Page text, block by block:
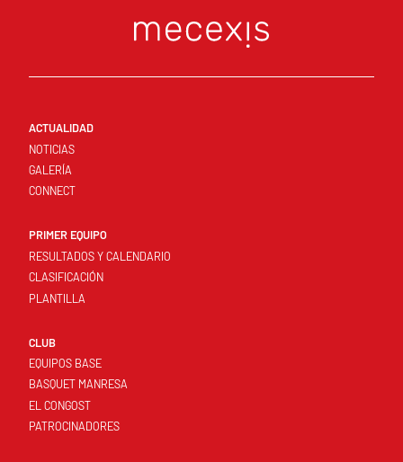
ACTUALIDAD
NOTICIAS
GALERÍA
CONNECT
PRIMER EQUIPO
RESULTADOS Y CALENDARIO
CLASIFICACIÓN
PLANTILLA
CLUB
EQUIPOS BASE
BASQUET MANRESA
EL CONGOST
PATROCINADORES